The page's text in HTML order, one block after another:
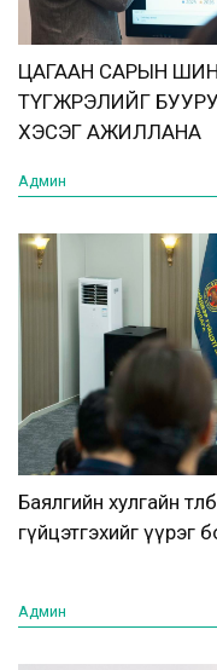
ЦАГААН САРЫН
ТҮГЖРЭЛИЙГ
ХЭСЭГ АЖИЛЛАНА
Админ
Баялгийн хулгайн
гүйцэтгэхийг үүрэг
Админ